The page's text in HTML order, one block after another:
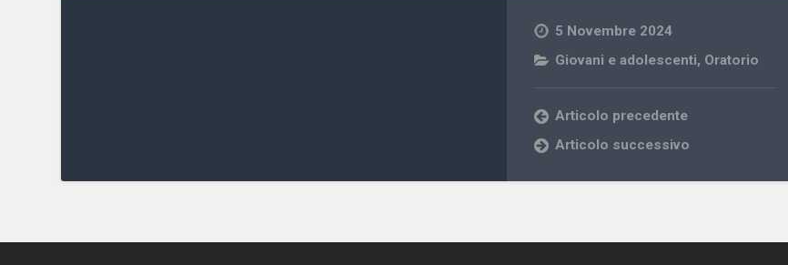
5 Novembre 2024
Giovani e adolescenti, Oratorio
Articolo precedente
Articolo successivo